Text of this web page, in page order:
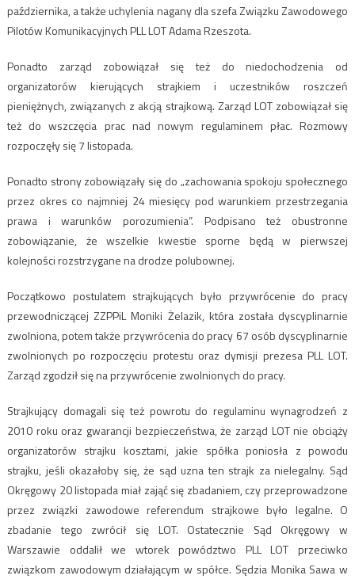
października, a także uchylenia nagany dla szefa Związku Zawodowego
Pilotów Komunikacyjnych PLL LOT Adama Rzeszota.
Ponadto zarząd zobowiązał się też do niedochodzenia od
organizatorów kierujących strajkiem i uczestników roszczeń
pieniężnych, związanych z akcją strajkową. Zarząd LOT zobowiązał się
też do wszczęcia prac nad nowym regulaminem płac. Rozmowy
rozpoczęły się 7 listopada.
Ponadto strony zobowiązały się do „zachowania spokoju społecznego
przez okres co najmniej 24 miesięcy pod warunkiem przestrzegania
prawa i warunków porozumienia”. Podpisano też obustronne
zobowiązanie, że wszelkie kwestie sporne będą w pierwszej
kolejności rozstrzygane na drodze polubownej.
Początkowo postulatem strajkujących było przywrócenie do pracy
przewodniczącej ZZPPiL Moniki Żelazik, która została dyscyplinarnie
zwolniona, potem także przywrócenia do pracy 67 osób dyscyplinarnie
zwolnionych po rozpoczęciu protestu oraz dymisji prezesa PLL LOT.
Zarząd zgodził się na przywrócenie zwolnionych do pracy.
Strajkujący domagali się też powrotu do regulaminu wynagrodzeń z
2010 roku oraz gwarancji bezpieczeństwa, że zarząd LOT nie obciąży
organizatorów strajku kosztami, jakie spółka poniosła z powodu
strajku, jeśli okazałoby się, że sąd uzna ten strajk za nielegalny. Sąd
Okręgowy 20 listopada miał zająć się zbadaniem, czy przeprowadzone
przez związki zawodowe referendum strajkowe było legalne. O
zbadanie tego zwrócił się LOT. Ostatecznie Sąd Okręgowy w
Warszawie oddalił we wtorek powództwo PLL LOT przeciwko
związkom zawodowym działającym w spółce. Sędzia Monika Sawa w